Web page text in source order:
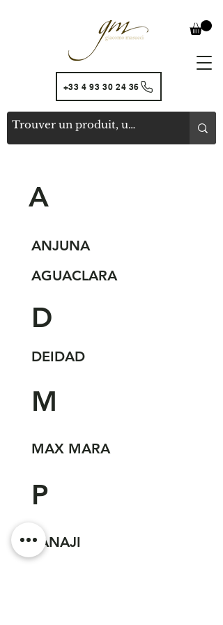
+33 4 93 30 24 36
A
ANJUNA
AGUACLARA
D
DEIDAD
M
MAX MARA
P
PANAJI